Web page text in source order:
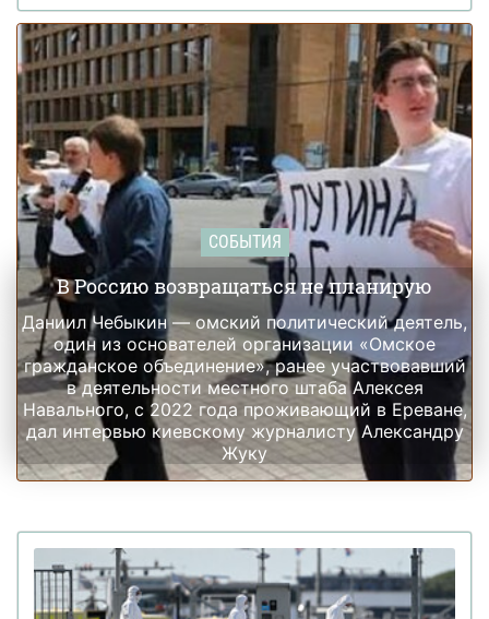
СОБЫТИЯ
В Россию возвращаться не планирую
Даниил Чебыкин — омский политический деятель,
один из основателей организации «Омское
гражданское объединение», ранее участвовавший
в деятельности местного штаба Алексея
Навального, с 2022 года проживающий в Ереване,
дал интервью киевскому журналисту Александру
Жуку